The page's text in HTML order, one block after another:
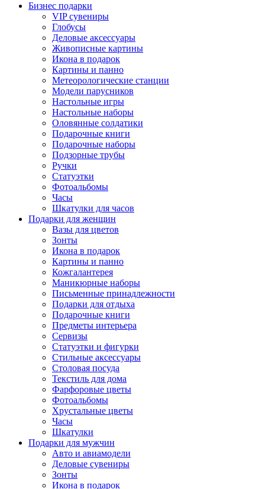
Бизнес подарки
VIP сувениры
Глобусы
Деловые аксессуары
Живописные картины
Икона в подарок
Картины и панно
Метеорологические станции
Модели парусников
Настольные игры
Настольные наборы
Оловянные солдатики
Подарочные книги
Подарочные наборы
Подзорные трубы
Ручки
Статуэтки
Фотоальбомы
Часы
Шкатулки для часов
Подарки для женщин
Вазы для цветов
Зонты
Икона в подарок
Картины и панно
Кожгалантерея
Маникюрные наборы
Письменные принадлежности
Подарки для отдыха
Подарочные книги
Предметы интерьера
Сервизы
Статуэтки и фигурки
Стильные аксессуары
Столовая посуда
Текстиль для дома
Фарфоровые цветы
Фотоальбомы
Хрустальные цветы
Часы
Шкатулки
Подарки для мужчин
Авто и авиамодели
Деловые сувениры
Зонты
Икона в подарок